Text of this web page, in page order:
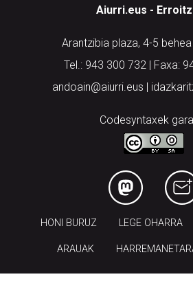
Aiurri.eus - Erroitz
Arantzibia plaza, 4-5 behea
Tel.: 943 300 732 | Faxa:
andoain@aiurri.eus |
Codesyntaxek
HONI BURUZ LEGE OHARRA
ARAUAK